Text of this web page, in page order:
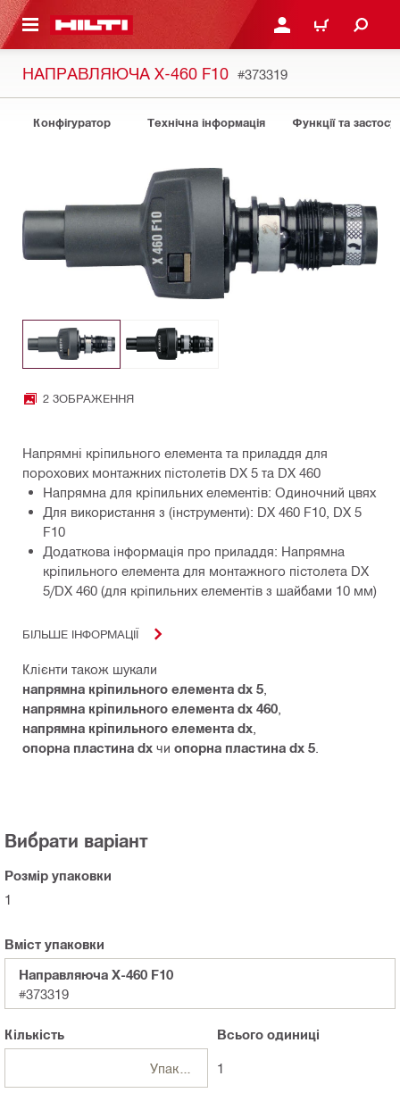
ЗМІСТУ УВІЙТИ АБО
КОШИК
НАПРАВЛЯЮЧА X-460 F10 #373319
Конфігуратор Технічна інформація Функції та
2 ЗОБРАЖЕННЯ
Напрямні кріпильного елемента та приладдя для
порохових монтажних пістолетів DX 5 та DX 460
Напрямна для кріпильних елементів: Одиночний цвях
Для використання з (інструменти): DX 460 F10, DX 5
F10
Додаткова інформація про приладдя: Напрямна
кріпильного елемента для монтажного пістолета DX
5/DX 460 (для кріпильних елементів з шайбами 10 мм)
БІЛЬШЕ ІНФОРМАЦІЇ
Клієнти також шукали
напрямна кріпильного елемента dx 5
напрямна кріпильного елемента dx 460
напрямна кріпильного елемента dx
опорна пластина dx чи опорна пластина dx 5
Вибрати варіант
Розмір упаковки
1
Вміст упаковки
Направляюча X-460 F10
#373319
Кількість
Упаковки
Всьогоодиниці
1